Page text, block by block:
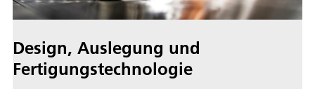
Design, Auslegung und
Fertigungstechnologie